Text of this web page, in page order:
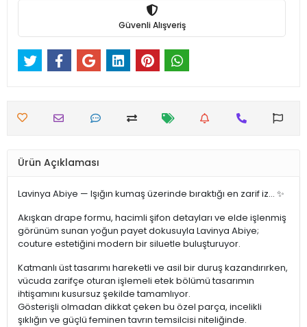
Güvenli Alışveriş
Ürün Açıklaması
Lavinya Abiye — Işığın kumaş üzerinde bıraktığı en zarif iz… ✨
Akışkan drape formu, hacimli şifon detayları ve elde işlenmiş
görünüm sunan yoğun payet dokusuyla Lavinya Abiye;
couture estetiğini modern bir siluetle buluşturuyor.
Katmanlı üst tasarımı hareketli ve asil bir duruş kazandırırken,
vücuda zarifçe oturan işlemeli etek bölümü tasarımın
ihtişamını kusursuz şekilde tamamlıyor.
Gösterişli olmadan dikkat çeken bu özel parça, incelikli
şıklığın ve güçlü feminen tavrın temsilcisi niteliğinde.